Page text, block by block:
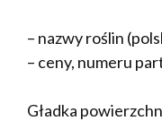
– nazwy roślin
– ceny, numeru
Gładka